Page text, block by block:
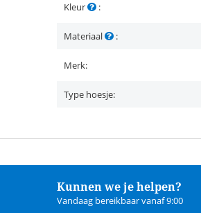
Kleur :
Materiaal :
Merk:
Type hoesje:
Kunnen we je helpen?
Vandaag bereikbaar vanaf 9:00